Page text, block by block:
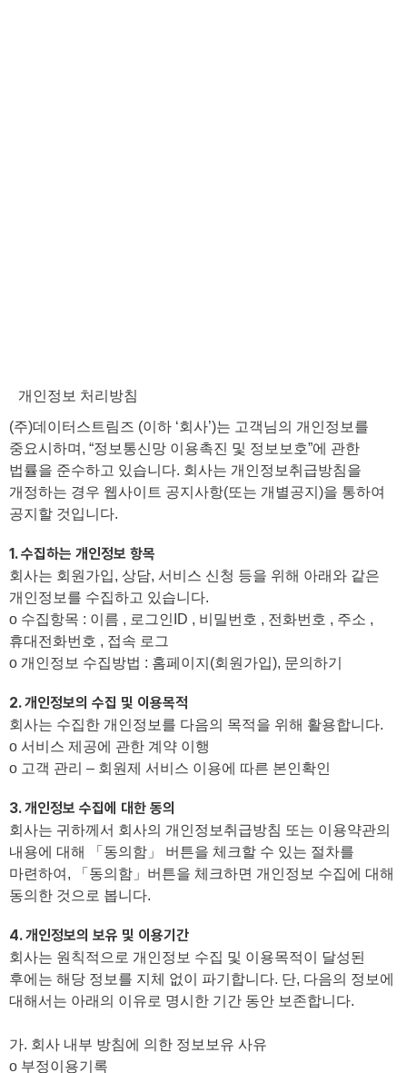
개인정보 처리방침
(주)데이터스트림즈 (이하 ‘회사’)는 고객님의 개인정보를
중요시하며, “정보통신망 이용촉진 및 정보보호”에 관한
법률을 준수하고 있습니다. 회사는 개인정보취급방침을
개정하는 경우 웹사이트 공지사항(또는 개별공지)을 통하여
공지할 것입니다.
1. 수집하는 개인정보 항목
회사는 회원가입, 상담, 서비스 신청 등을 위해 아래와 같은
개인정보를 수집하고 있습니다.
ο 수집항목 : 이름 , 로그인ID , 비밀번호 , 전화번호 , 주소 ,
휴대전화번호 , 접속 로그
ο 개인정보 수집방법 : 홈페이지(회원가입), 문의하기
2. 개인정보의 수집 및 이용목적
회사는 수집한 개인정보를 다음의 목적을 위해 활용합니다.
ο 서비스 제공에 관한 계약 이행
ο 고객 관리 – 회원제 서비스 이용에 따른 본인확인
3. 개인정보 수집에 대한 동의
회사는 귀하께서 회사의 개인정보취급방침 또는 이용약관의
내용에 대해 「동의함」 버튼을 체크할 수 있는 절차를
마련하여, 「동의함」버튼을 체크하면 개인정보 수집에 대해
동의한 것으로 봅니다.
4. 개인정보의 보유 및 이용기간
회사는 원칙적으로 개인정보 수집 및 이용목적이 달성된
후에는 해당 정보를 지체 없이 파기합니다. 단, 다음의 정보에
대해서는 아래의 이유로 명시한 기간 동안 보존합니다.
가. 회사 내부 방침에 의한 정보보유 사유
ο 부정이용기록